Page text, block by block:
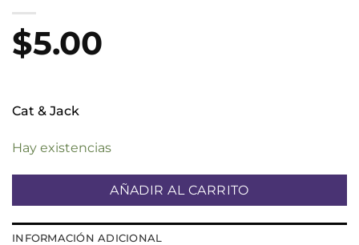
$5.00
Cat & Jack
Hay existencias
AÑADIR AL CARRITO
INFORMACIÓN ADICIONAL